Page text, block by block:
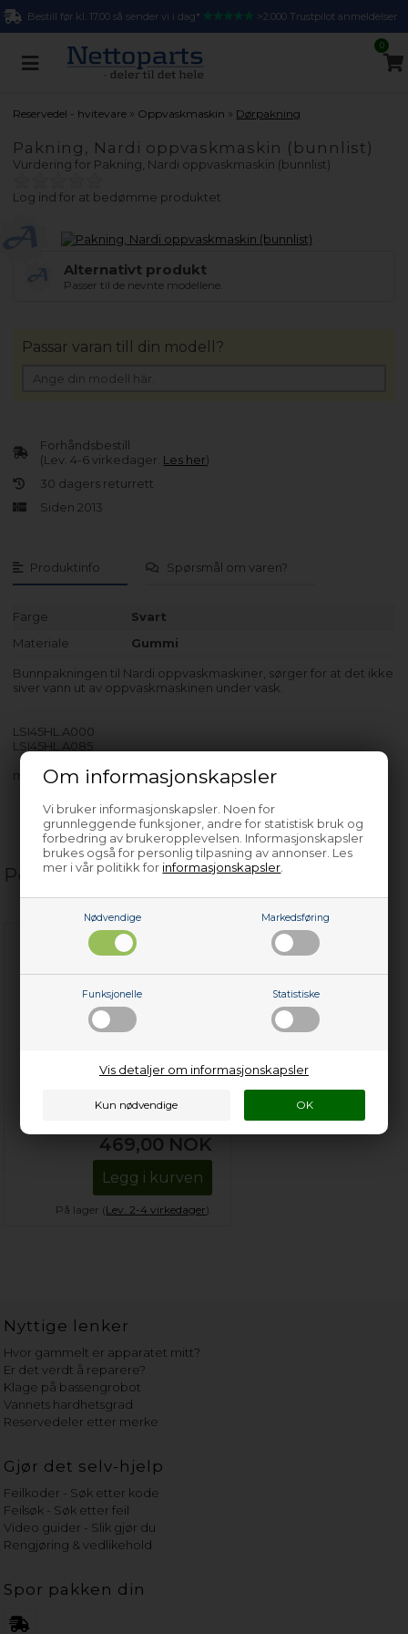
Om informasjonskapsler
Vi bruker informasjonskapsler. Noen for
grunnleggende funksjoner, andre for statistisk bruk og
forbedring av brukeropplevelsen. Informasjonskapsler
brukes også for personlig tilpasning av annonser. Les
mer i vår politikk for informasjonskapsler
Nødvendige Markedsføring
Funksjonelle Statistiske
Vis detaljer om informasjonskapsler
Bestill før kl. 17.00 så sender vi i dag* >2.000 Trustpilot anmeldelser
0
Reservedel - hvitevare » Oppvaskmaskin » Dørpakning
Pakning, Nardi oppvaskmaskin (bunnlist)
Vurdering for Pakning, Nardi oppvaskmaskin (bunnlist)
Log ind for at bedømme produktet
Alternativt produkt
Passer til de nevnte modellene.
Produktinfo Spørsmål om varen?
Farge
Svart
Materiale
Gummi
Bunnpakningen til Nardi oppvaskmaskiner, sørger for at det ikke
siver vann ut av oppvaskmaskinen under vask.
LSI45HL.A000
LSI45HL.A085
med flere…
Forhåndsbestill
(Lev. 4-6 virkedager. Les her)
30 dagers returrett
Siden 2013
Passar varan till din modell?
Populære relaterte produkter
Avkalkningsenhet,
469,00 NOK
Legg i kurven
På lager (Lev. 2-4 virkedager).
Nyttige lenker
Hvor gammelt er apparatet mitt?
Er det verdt å reparere?
Klage på bassengrobot
Vannets hardhetsgrad
Reservedeler etter merke
Gjør det selv-hjelp
Feilkoder - Søk etter kode
Feilsøk - Søk etter feil
Video guider - Slik gjør du
Rengjøring & vedlikehold
Spor pakken din